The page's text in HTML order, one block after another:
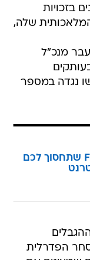
בזכויות
המלאכותית שלה,
מנכ"ל
נגדה במספר
המהפכה של וואלה Fiber שתחסוך לכם
הפדרלית